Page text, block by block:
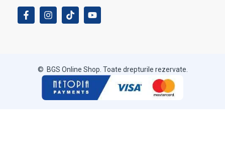
© BGS Online Shop. Toate drepturile rezervate.